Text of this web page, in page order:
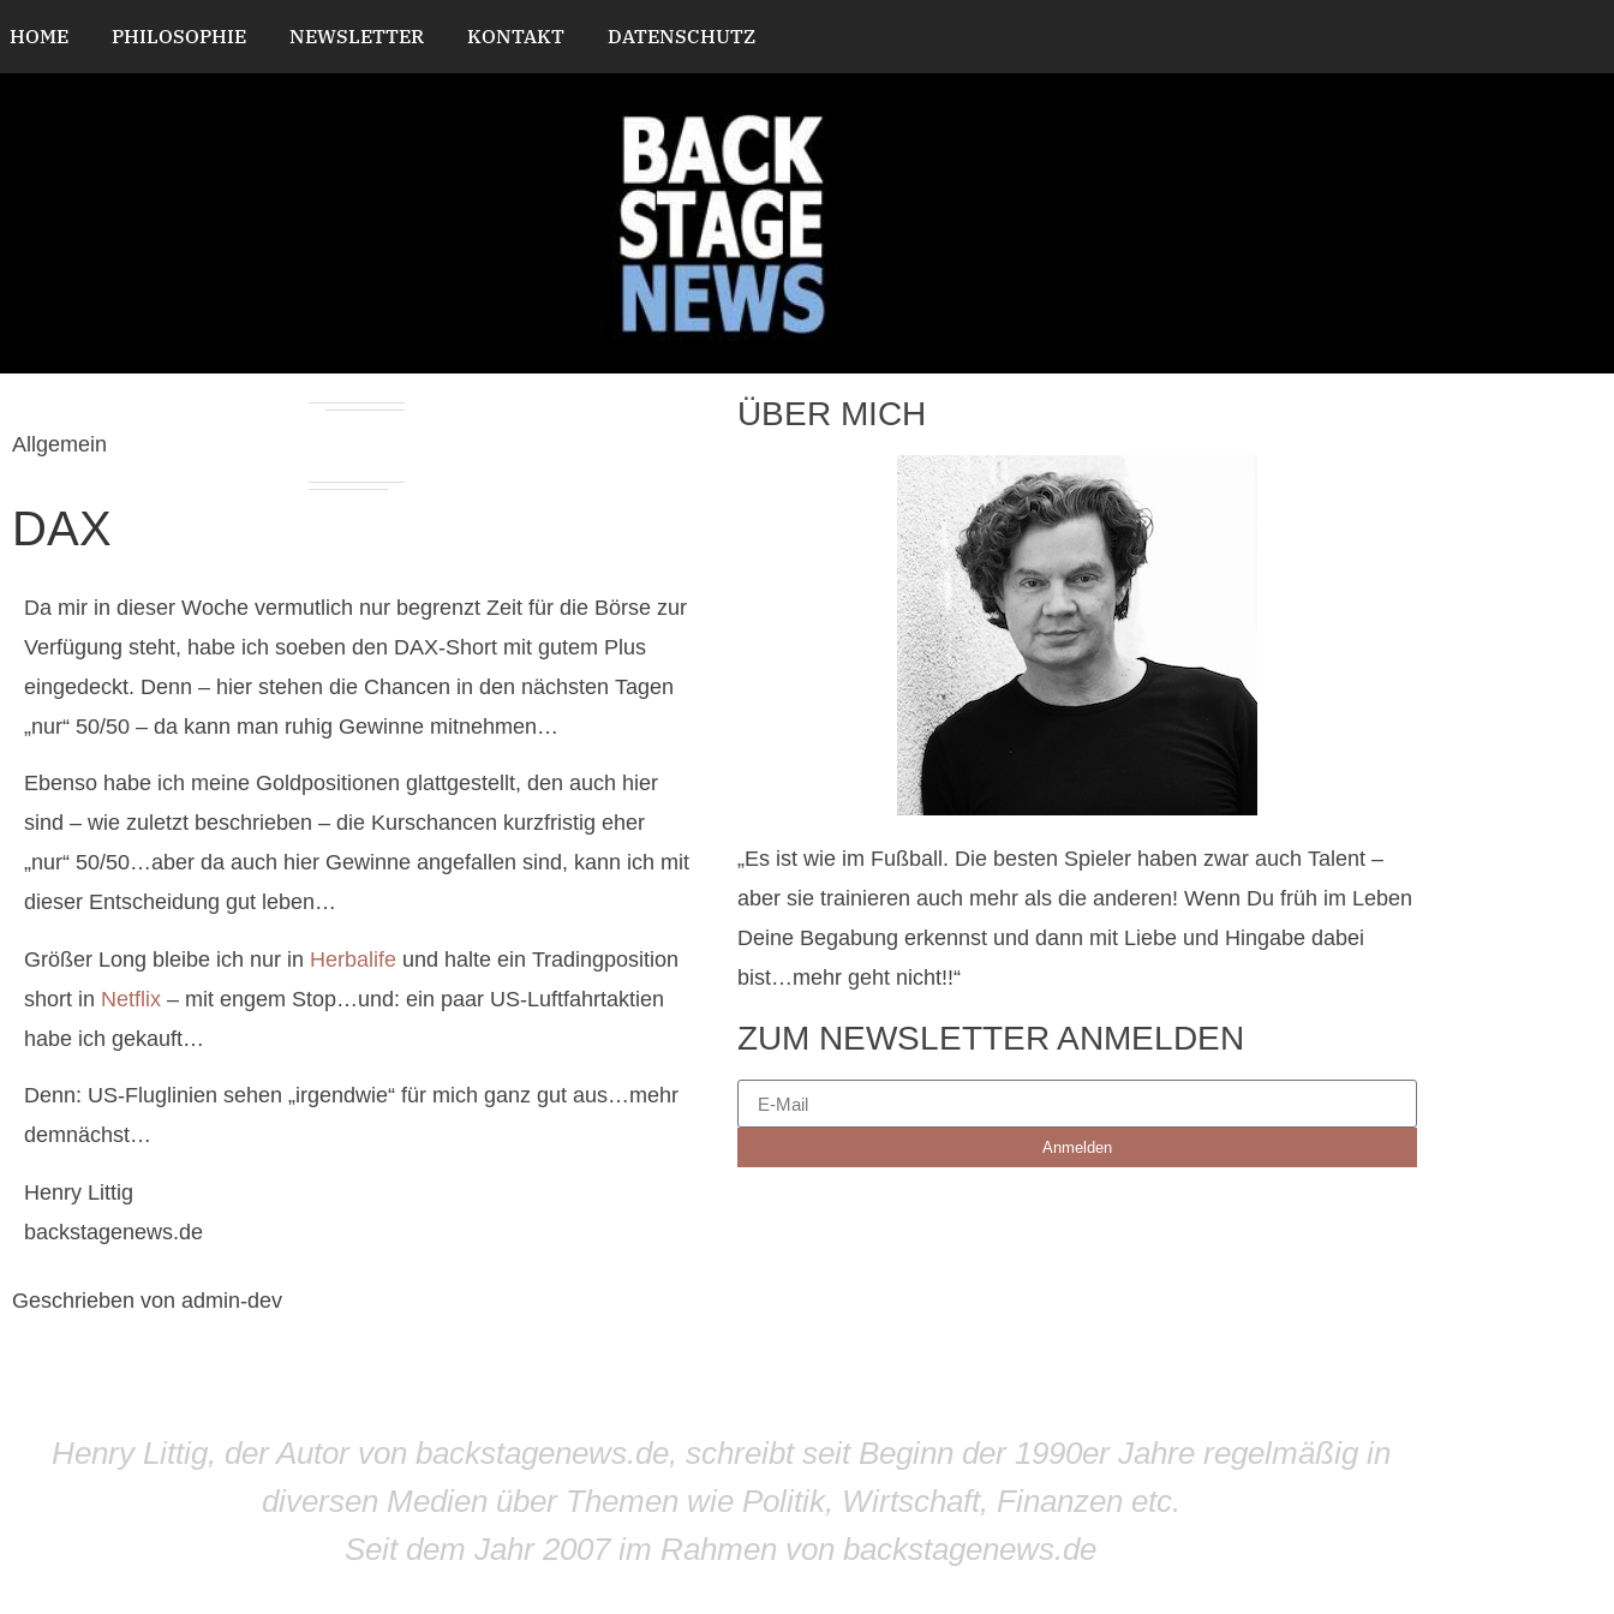
HOME PHILOSOPHIE NEWSLETTER KONTAKT DATENSCHUTZ
Allgemein
DAX
Da mir in dieser Woche vermutlich nur begrenzt Zeit für die Börse zur
Verfügung steht, habe ich soeben den DAX-Short mit gutem Plus
eingedeckt. Denn – hier stehen die Chancen in den nächsten Tagen
„nur“ 50/50 – da kann man ruhig Gewinne mitnehmen…
Ebenso habe ich meine Goldpositionen glattgestellt, den auch hier
sind – wie zuletzt beschrieben – die Kurschancen kurzfristig eher
„nur“ 50/50…aber da auch hier Gewinne angefallen sind, kann ich mit
dieser Entscheidung gut leben…
Größer Long bleibe ich nur in Herbalife und halte ein Tradingposition
short in Netflix – mit engem Stop…und: ein paar US-Luftfahrtaktien
habe ich gekauft…
Denn: US-Fluglinien sehen „irgendwie“ für mich ganz gut aus…mehr
demnächst…
Henry Littig
backstagenews.de
Geschrieben von admin-dev
ÜBER MICH
„Es ist wie im Fußball. Die besten Spieler haben zwar auch Talent –
aber sie trainieren auch mehr als die anderen! Wenn Du früh im Leben
Deine Begabung erkennst und dann mit Liebe und Hingabe dabei
bist…mehr geht nicht!!“
ZUM NEWSLETTER ANMELDEN
Anmelden
Henry Littig, der Autor von backstagenews.de, schreibt seit Beginn der 1990er Jahre regelmäßig in
diversen Medien über Themen wie Politik, Wirtschaft, Finanzen etc.
Seit dem Jahr 2007 im Rahmen von backstagenews.de